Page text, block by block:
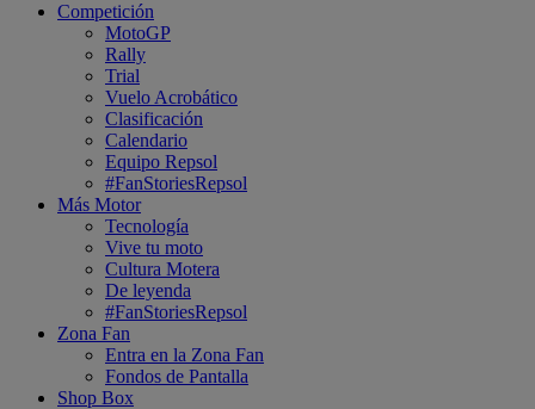
Competición
MotoGP
Rally
Trial
Vuelo Acrobático
Clasificación
Calendario
Equipo Repsol
#FanStoriesRepsol
Más Motor
Tecnología
Vive tu moto
Cultura Motera
De leyenda
#FanStoriesRepsol
Zona Fan
Entra en la Zona Fan
Fondos de Pantalla
Shop Box